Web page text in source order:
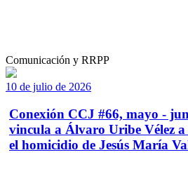
Comunicación y RRPP
10 de julio de 2026
Conexión CCJ #66, mayo -
vincula a Álvaro Uribe Vélez
el homicidio de Jesús María